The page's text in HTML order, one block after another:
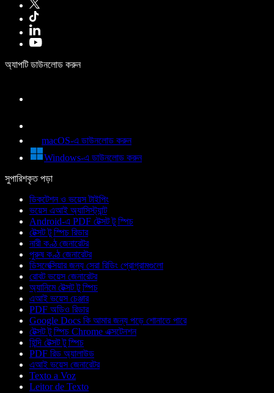
অ্যাপটি ডাউনলোড করুন
macOS-এ ডাউনলোড করুন
Windows-এ ডাউনলোড করুন
সুপারিশকৃত পড়া
ডিকটেশন ও ভয়েস টাইপিং
ভয়েস এআই অ্যাসিস্ট্যান্ট
Android-এ PDF টেক্সট টু স্পিচ
টেক্সট টু স্পিচ রিডার
নারী কণ্ঠ জেনারেটর
পুরুষ কণ্ঠ জেনারেটর
ডিসলেক্সিয়ার জন্য সেরা রিডিং প্রোগ্রামগুলো
রোবট ভয়েস জেনারেটর
অ্যানিমে টেক্সট টু স্পিচ
এআই ভয়েস চেঞ্জার
PDF অডিও রিডার
Google Docs কি আমার জন্য পড়ে শোনাতে পারে
টেক্সট টু স্পিচ Chrome এক্সটেনশন
হিন্দি টেক্সট টু স্পিচ
PDF রিড অ্যালাউড
এআই ভয়েস জেনারেটর
Texto a Voz
Leitor de Texto